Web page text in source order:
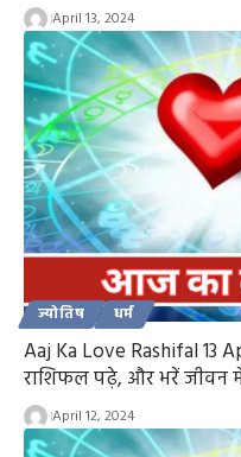
April 13, 2024
ज्योतिष धर्म
Aaj Ka Love Rashifal 13
राशिफल पढ़े, और भरें जीवन
April 12, 2024